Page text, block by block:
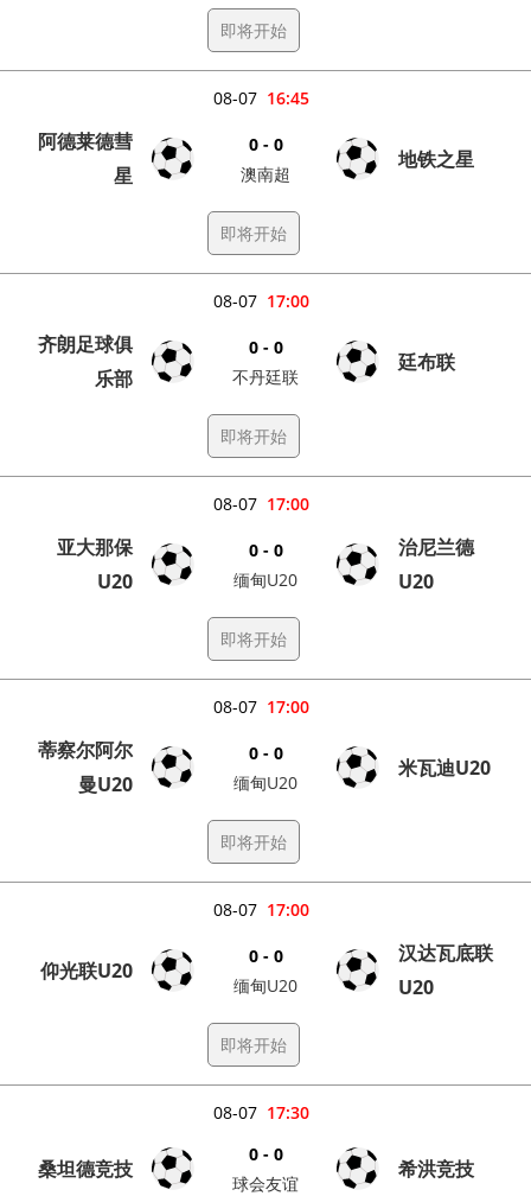
即将开始
16:45
08-07
阿德莱德彗
星
0 - 0
澳南超
地铁之星
即将开始
17:00
08-07
齐朗足球俱
乐部
0 - 0
不丹廷联
廷布联
即将开始
17:00
08-07
亚大那保
U20
0 - 0
缅甸U20
治尼兰德
U20
即将开始
17:00
08-07
蒂察尔阿尔
曼U20
0 - 0
缅甸U20
米瓦迪U20
即将开始
17:00
08-07
仰光联U20
0 - 0
缅甸U20
汉达瓦底联
U20
即将开始
17:30
08-07
桑坦德竞技
0 - 0
球会友谊
希洪竞技